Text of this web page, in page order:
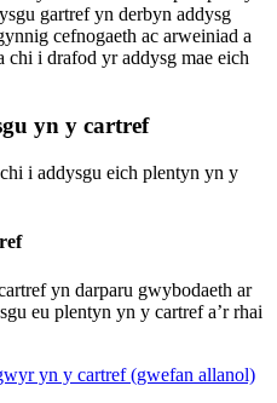
gartref yn derbyn addysg
cefnogaeth ac arweiniad a
i drafod yr addysg mae eich
yn y cartref
i addysgu eich plentyn yn y
yn darparu gwybodaeth ar
eu plentyn yn y cartref a’r rhai
yn y cartref (gwefan allanol)